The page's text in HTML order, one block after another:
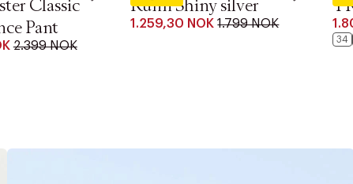
Classic
Pant
2.399 NOK
Runn Shiny silver
1.259,30 NOK 1.799 NOK
34